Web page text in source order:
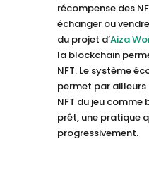
récompense des
échanger ou
du projet d’Aiza
la blockchain
NFT. Le système
permet par ailleurs
NFT du jeu comme
prêt, une pratique
progressivement.